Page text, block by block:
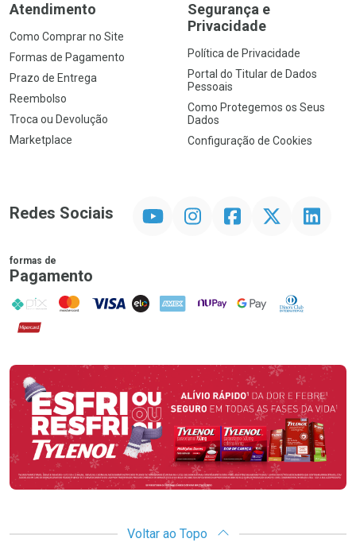
Atendimento
Como Comprar no Site
Formas de Pagamento
Prazo de Entrega
Reembolso
Troca ou Devolução
Marketplace
Segurança e
Privacidade
Política de Privacidade
Portal do Titular de Dados
Pessoais
Como Protegemos os Seus
Dados
Configuração de Cookies
Redes Sociais InstagramFacebookTwitter Linkedin
formas de
Pagamento
PIX MasterCard
VISA ELO AMEX NuPay Google PayDiners Club
Hipercard
Promoção em Destaque
Voltar ao Topo